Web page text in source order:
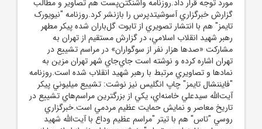
مورد توجه قرار داد.روزنامه واشنگتن‌پست هم تصاوير و مطالب
گزارش خبرگزاري آسوشيتدپرس را بازنشر کرد.روزنامه "نيويورک
تايمز" هم با انتشار تصويري از تابوت گل‌باران شده پيکر مطهر
رهبر شهيد انقلاب اسلامي، در گزارش مستقيم از تهران به
مشارکت «صدها هزار نفر از سوگواران» در مراسم تشييع در
تهران اشاره کرده و نوشته است جاي‌جاي شهر تهران مزين به
نمادها و تصاويري مرتبط با رهبر شهيد انقلاب شده است.روزنامه
"فايننشال تايمز" چاپ انگليس نيز نوشت: تشييع ميليوني پيکر
آيت‌الله سيدعلي خامنه‌اي، يکي از بزرگترين مراسم‌هاي تشييع در
تاريخ معاصر و نمايش حمايت عظيم مردمي است.خبرگزاري
روسي "تاس" هم با تيتر "مراسم عظيم وداع با آيت‌الله شهيد